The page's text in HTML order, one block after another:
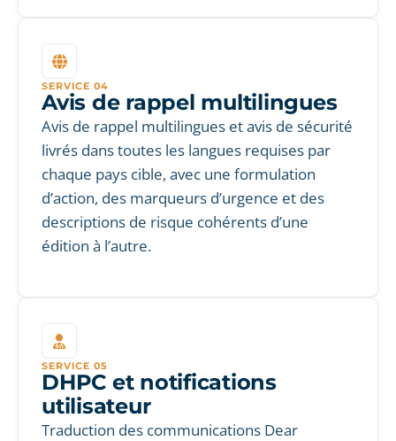
SERVICE 04
Avis de rappel multilingues
Avis de rappel multilingues et avis de sécurité
livrés dans toutes les langues requises par
chaque pays cible, avec une formulation
d’action, des marqueurs d’urgence et des
descriptions de risque cohérents d’une
édition à l’autre.
SERVICE 05
DHPC et notifications
utilisateur
Traduction des communications Dear